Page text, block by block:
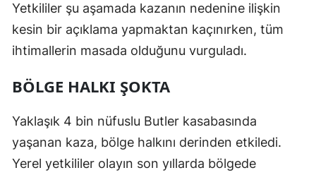
Yetkililer şu aşamada kazanın nedenine ilişkin
kesin bir açıklama yapmaktan kaçınırken, tüm
ihtimallerin masada olduğunu vurguladı.
BÖLGE HALKI ŞOKTA
Yaklaşık 4 bin nüfuslu Butler kasabasında
yaşanan kaza, bölge halkını derinden etkiledi.
Yerel yetkililer olayın son yıllarda bölgede